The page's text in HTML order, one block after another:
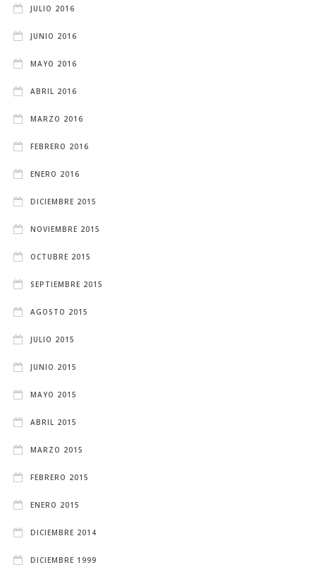
JULIO 2016
JUNIO 2016
MAYO 2016
ABRIL 2016
MARZO 2016
FEBRERO 2016
ENERO 2016
DICIEMBRE 2015
NOVIEMBRE 2015
OCTUBRE 2015
SEPTIEMBRE 2015
AGOSTO 2015
JULIO 2015
JUNIO 2015
MAYO 2015
ABRIL 2015
MARZO 2015
FEBRERO 2015
ENERO 2015
DICIEMBRE 2014
DICIEMBRE 1999